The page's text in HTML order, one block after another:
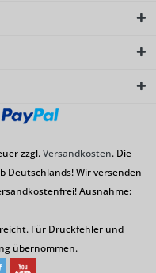
zzgl.Versandkosten. Die
Deutschlands! Wir versenden
Ausnahme:
Für Druckfehler und
übernommen.